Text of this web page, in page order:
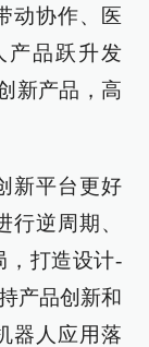
动协作、医
产品跃升发
新产品，高
新平台更好
逆周期、
，打造设计-
产品创新和
器人应用落